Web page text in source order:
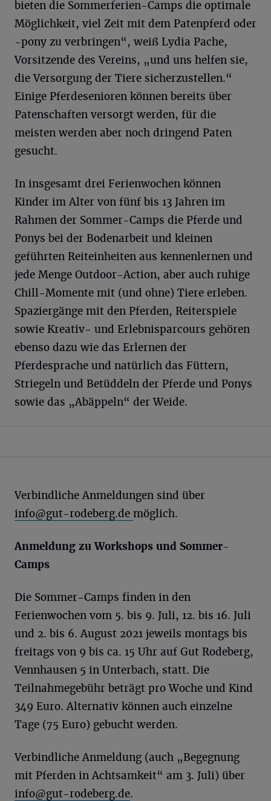
bieten die Sommerferien-Camps die optimale
Möglichkeit, viel Zeit mit dem Patenpferd oder
-pony zu verbringen“, weiß Lydia Pache,
Vorsitzende des Vereins, „und uns helfen sie,
die Versorgung der Tiere sicherzustellen.“
Einige Pferdesenioren können bereits über
Patenschaften versorgt werden, für die
meisten werden aber noch dringend Paten
gesucht.
In insgesamt drei Ferienwochen können
Kinder im Alter von fünf bis 13 Jahren im
Rahmen der Sommer-Camps die Pferde und
Ponys bei der Bodenarbeit und kleinen
geführten Reiteinheiten aus kennenlernen und
jede Menge Outdoor-Action, aber auch ruhige
Chill-Momente mit (und ohne) Tiere erleben.
Spaziergänge mit den Pferden, Reiterspiele
sowie Kreativ- und Erlebnisparcours gehören
ebenso dazu wie das Erlernen der
Pferdesprache und natürlich das Füttern,
Striegeln und Betüddeln der Pferde und Ponys
sowie das „Abäppeln“ der Weide.
Verbindliche Anmeldungen sind über
info@gut-rodeberg.de möglich.
Anmeldung zu Workshops und Sommer-
Camps
Die Sommer-Camps finden in den
Ferienwochen vom 5. bis 9. Juli, 12. bis 16. Juli
und 2. bis 6. August 2021 jeweils montags bis
freitags von 9 bis ca. 15 Uhr auf Gut Rodeberg,
Vennhausen 5 in Unterbach, statt. Die
Teilnahmegebühr beträgt pro Woche und Kind
349 Euro. Alternativ können auch einzelne
Tage (75 Euro) gebucht werden.
Verbindliche Anmeldung (auch „Begegnung
mit Pferden in Achtsamkeit“ am 3. Juli) über
info@gut-rodeberg.de.